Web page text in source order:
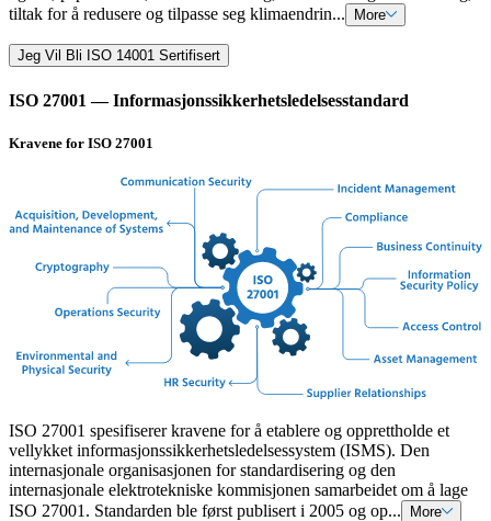
tiltak for å redusere og tilpasse seg klimaendrin...
More
Jeg Vil Bli ISO 14001 Sertifisert
ISO 27001 — Informasjonssikkerhetsledelsesstandard
Kravene for ISO 27001
ISO 27001 spesifiserer kravene for å etablere og opprettholde et
vellykket informasjonssikkerhetsledelsessystem (ISMS). Den
internasjonale organisasjonen for standardisering og den
internasjonale elektrotekniske kommisjonen samarbeidet om å lage
ISO 27001. Standarden ble først publisert i 2005 og op...
More